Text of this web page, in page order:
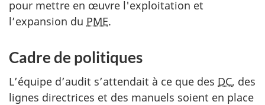
pour mettre en œuvre l'exploitation et
l’expansion du PME.
Cadre de politiques
L’équipe d’audit s’attendait à ce que des DC, des
lignes directrices et des manuels soient en place